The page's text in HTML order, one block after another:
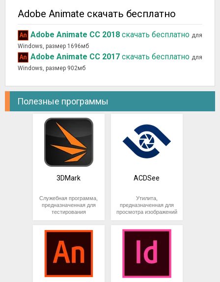
Adobe Animate скачать бесплатно
Adobe Animate CC 2018 скачать бесплатно для
Windows, размер 1696мб
Adobe Animate CC 2017 скачать бесплатно для
Windows, размер 902мб
Полезные программы
3DMark
Служебная программа,
предназначенная для
тестирования
видеокарты. Позволяет
получать подробные
сведения о состоянии
графической системы и
компьютера в целом.
возможность
ACDSee
Утилита,
предназначенная для
просмотра изображений
может выполнять
функции графического
редактора и конвертера
изображений.
Ключевые
программы